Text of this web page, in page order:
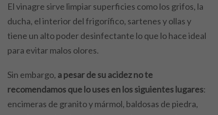
El vinagre sirve limpiar superficies como los grifos, la
ducha, el interior del frigorífico, sartenes y ollas y
tiene un alto poder desinfectante lo que lo hace ideal
para evitar malos olores.
Sin embargo, a pesar de su acidez no te
recomendamos que lo uses en los siguientes lugares:
encimeras de granito y mármol, baldosas de piedra,